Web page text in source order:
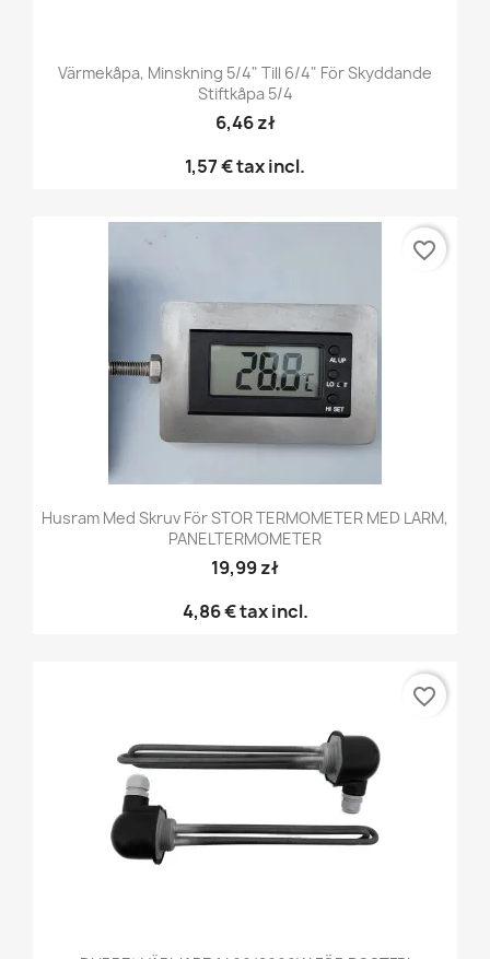
Värmekåpa, Minskning 5/4" Till 6/4" För Skyddande
Stiftkåpa 5/4
6,46 zł
1,57 €tax incl.
Husram Med Skruv För STOR TERMOMETER MED LARM,
PANELTERMOMETER
19,99 zł
4,86 €tax incl.
favorite_border
favorite_border